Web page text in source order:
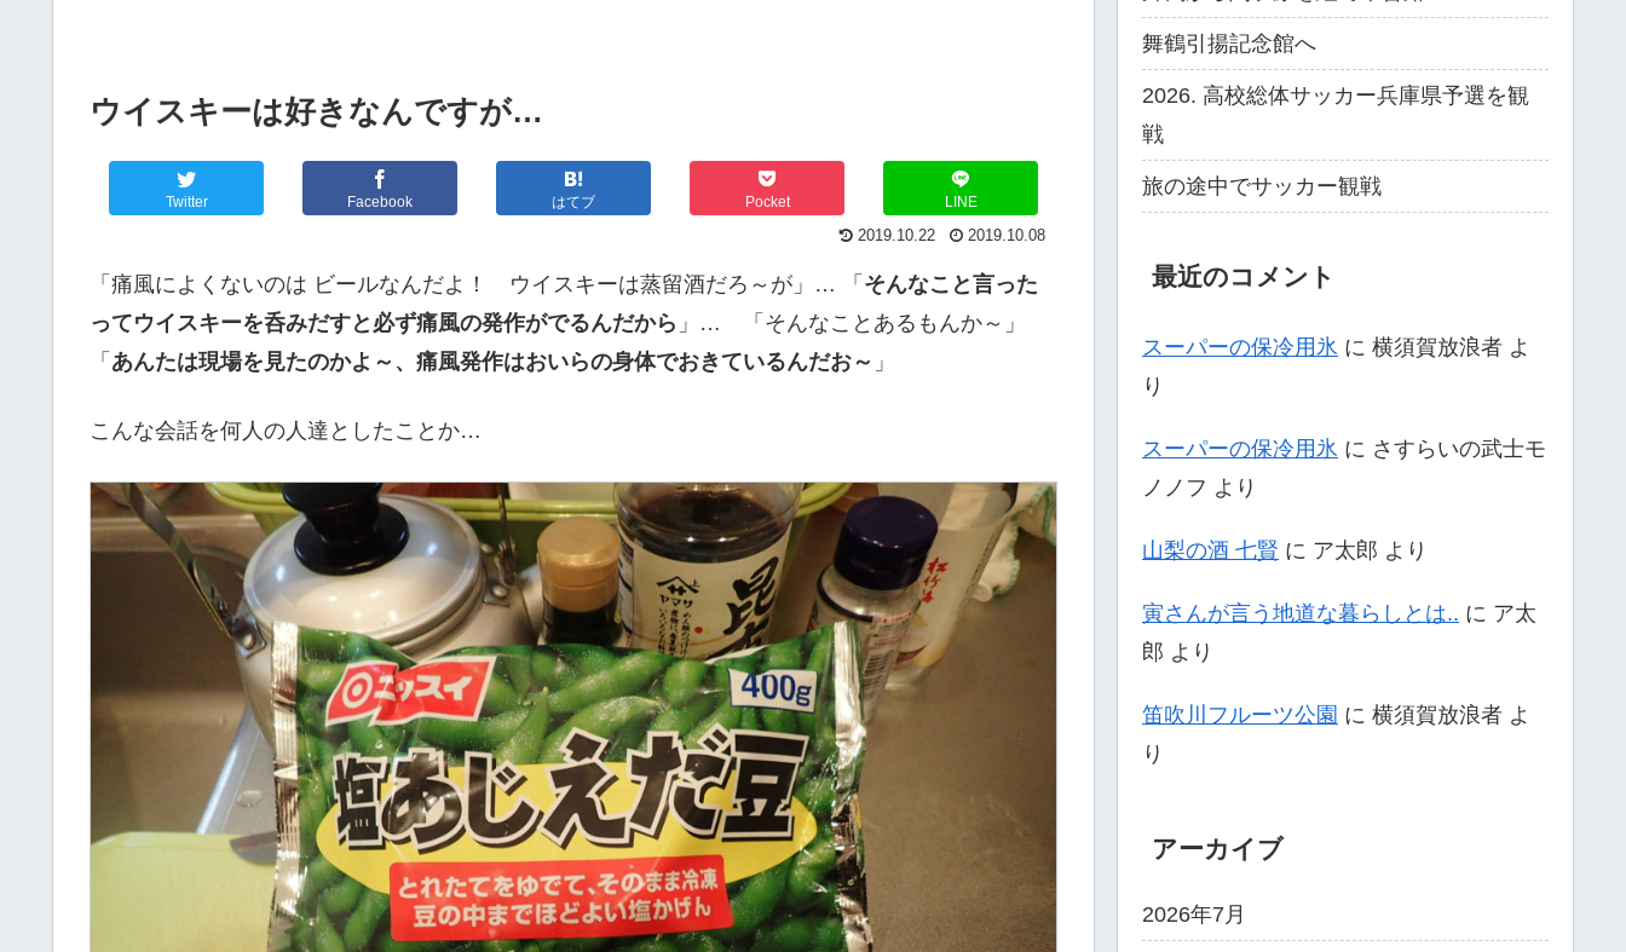
ウイスキーは好きなんですが…
Twitter Facebook はてブ Pocket LINE
2019.10.22 2019.10.08
「痛風によくないのは ビールなんだよ！ ウイスキーは蒸留酒だろ～が」… 「 そんなこと言った
ってウイスキーを呑みだすと必ず痛風の発作がでるんだから 」… 「そんなことあるもんか～」
「 あんたは現場を見たのかよ～、痛風発作はおいらの身体でおきているんだお～ 」
こんな会話を何人の人達としたことか…
舞鶴引揚記念館へ
2026. 高校総体サッカー兵庫県予選を観
戦
旅の途中でサッカー観戦
最近のコメント
スーパーの保冷用氷 に 横須賀放浪者 よ
り
スーパーの保冷用氷 に さすらいの武士モ
ノノフ より
山梨の酒 七賢 に ア太郎 より
寅さんが言う地道な暮らしとは.. に ア太
郎 より
笛吹川フルーツ公園 に 横須賀放浪者 よ
り
アーカイブ
2026年7月